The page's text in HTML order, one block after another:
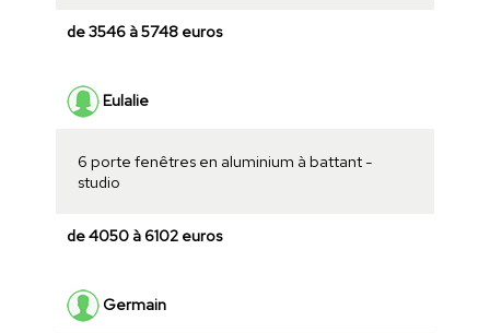
de 3546 à 5748 euros
Eulalie
6 porte fenêtres en aluminium à battant -
studio
de 4050 à 6102 euros
Germain